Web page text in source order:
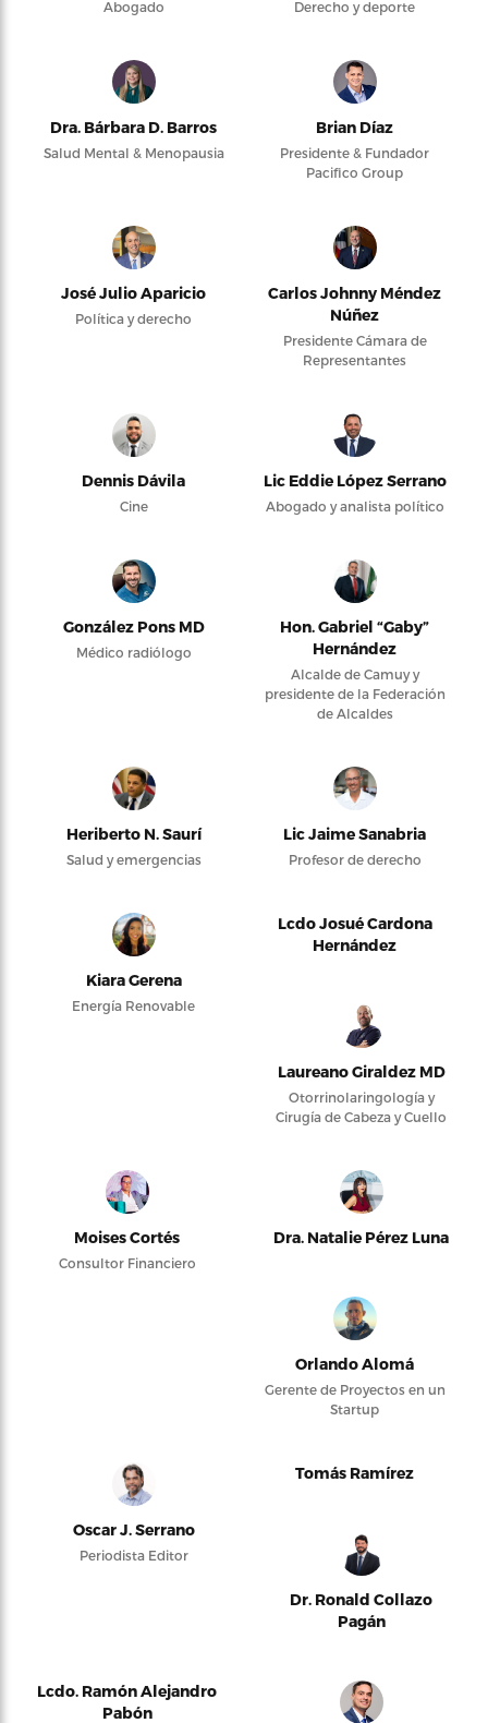
Abogado Derecho y deporte
Dra. Bárbara D. Barros
Salud Mental & Menopausia
Brian Díaz
Presidente & Fundador
Pacifico Group
José Julio Aparicio
Política y derecho
Carlos Johnny Méndez
Núñez
Presidente Cámara de
Representantes
Dennis Dávila
Cine
Lic Eddie López Serrano
Abogado y analista político
González Pons MD
Médico radiólogo
Hon. Gabriel “Gaby”
Hernández
Alcalde de Camuy y
presidente de la Federación
de Alcaldes
Heriberto N. Saurí
Salud y emergencias
Lic Jaime Sanabria
Profesor de derecho
Kiara Gerena
Energía Renovable
Lcdo Josué Cardona
Hernández
Laureano Giraldez MD
Otorrinolaringología y
Cirugía de Cabeza y Cuello
Moises Cortés
Consultor Financiero
Dra. Natalie Pérez Luna
Orlando Alomá
Gerente de Proyectos en un
Startup
Oscar J. Serrano
Periodista Editor
Tomás Ramírez
Dr. Ronald Collazo
Pagán
Lcdo. Ramón Alejandro
Pabón